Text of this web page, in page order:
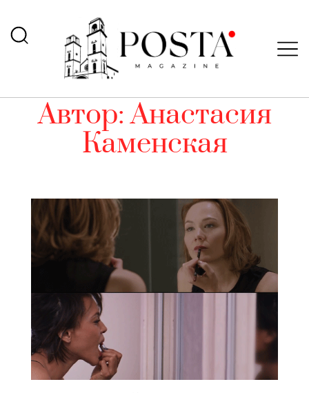
Автор:Анастасия
Каменская